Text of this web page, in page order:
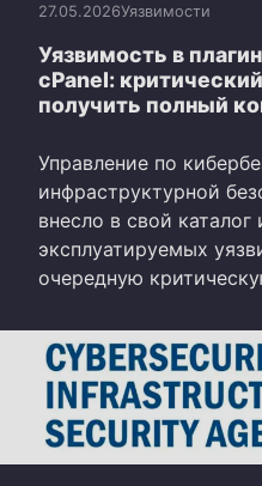
27.05.2026Уязвимости
Уязвимость в
cPanel:
получить полный
Управление по
инфраструктурной
внесло в свой каталог
эксплуатируемых
очередную